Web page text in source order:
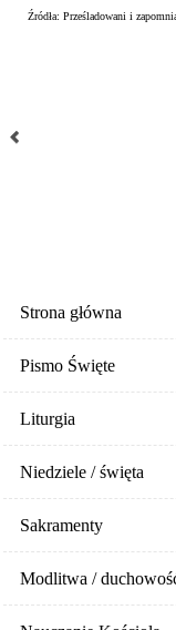
Źródła: Prześladowani i
Strona główna
Pismo Święte
Liturgia
Niedziele / święta
Sakramenty
Modlitwa /